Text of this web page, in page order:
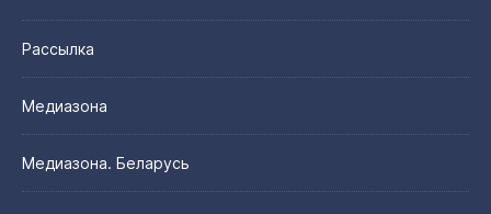
Рассылка
Медиазона
Медиазона. Беларусь